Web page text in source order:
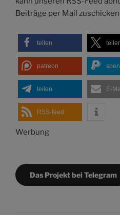
Beiträge per Mail
teilen
patreon
teilen E-
RSS-feed
Werbung
Das Projekt bei Telegram